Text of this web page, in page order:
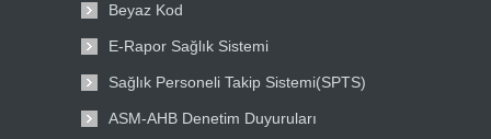
Beyaz Kod
E-Rapor Sağlık Sistemi
Sağlık Personeli Takip Sistemi(SPTS)
ASM-AHB Denetim Duyuruları